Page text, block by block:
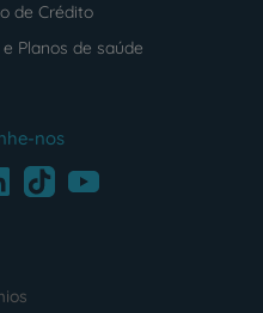
de Crédito
Planos de saúde
nos
TikTokYoutube